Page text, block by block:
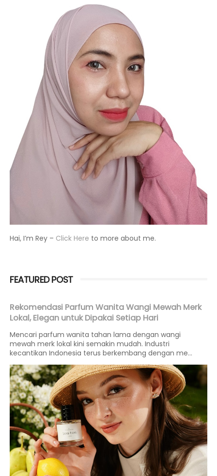
Hai, I’m Rey – Click Here to more about me.
FEATURED POST
Rekomendasi Parfum Wanita Wangi Mewah Merk
Lokal, Elegan untuk Dipakai Setiap Hari
Mencari parfum wanita tahan lama dengan wangi
mewah merk lokal kini semakin mudah. Industri
kecantikan Indonesia terus berkembang dengan me...